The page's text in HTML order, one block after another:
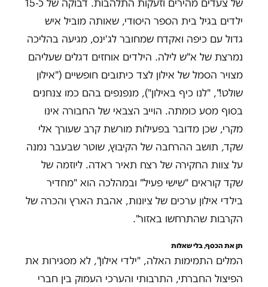
של צעדים מהירים וזעקות התלהבות. דבוקה של כ-15
ילדים בגיל בית הספר היסודי, שאותה מוביל איש
גדול עם כיפה ואקדח שמחובר לג'ינס, מגיעה בהליכה
נמרצת של א"ש לילה. הילדים אוחזים דגלים שעליהם
מצויר הסמל של אילון לצד כיתובים חופשיים ("אילון
שולט!", "לנו כיף באילון"), מנפנפים בהם כמו צנחנים
בסוף מסע כומתה. הוייב הצבאי של החבורה אינו
מקרי, שכן מדובר בפעילות מורשת קרב שעורך אלי
שקד, תושב ההרחבה של הקיבוץ, שוטר שבעבר נמנה
על צוות החקירה של רצח תאיר ראדה. ליוזמה של
שקד קוראים "שישי פעיל" ובמהלכה הוא "מחדיר
בילדי אילון ערכים של ציונות, אהבת הארץ והכרה של
הקרבות שהתרחשו באזור".
תן את הכסף, בלי שאלות
המלים התמימות האלה, "ילדי אילון", לא מסגירות את
הפיצול החברתי, התרבותי והערכי העמוק בין חברי